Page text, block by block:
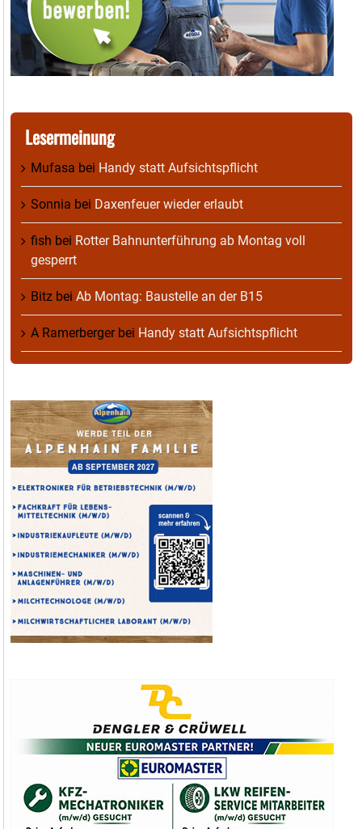
Lesermeinung
Mufasa bei Handy statt Aufsichtspflicht
Sonnia bei Daxenfeuer wieder erlaubt
fish bei Rotter Bahnunterführung ab Montag voll
gesperrt
Bitz bei Ab Montag: Baustelle an der B15
A Ramerbergerbei Handy statt Aufsichtspflicht